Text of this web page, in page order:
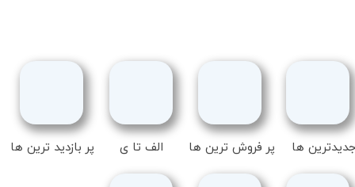
ها پر فروش ترین ها پر بازدید ترین ها الف تا ی